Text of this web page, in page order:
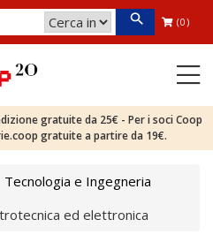
(0)
gratuite da 25€ - Per i soci Coop
gratuite a partire da 19€.
Tecnologia e Ingegneria
ed elettronica